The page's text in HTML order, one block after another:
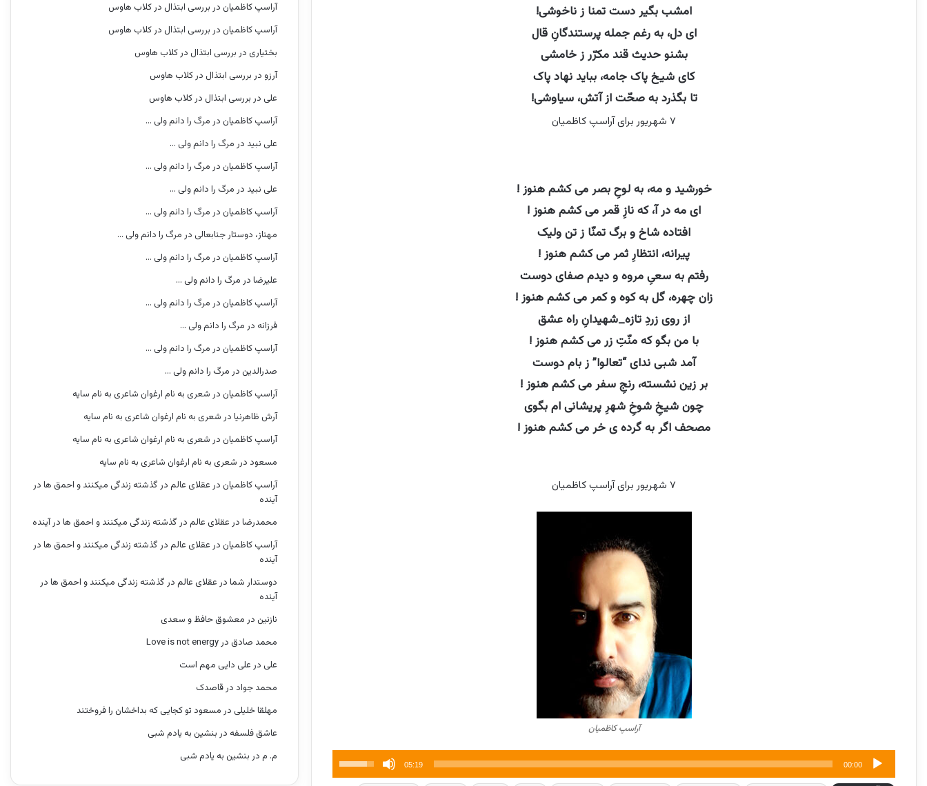
امشب بگیر دست تمنا ز ناخوشی!
ای دل، به رغم جمله پرستندگانِ قال
بشنو حدیث قند مکرّر ز خامشی
کای شیخ پاک جامه، بباید نهاد پاک
تا‌ بگذرد به صحّت از آتش، سیاوشی!
۷ شهریور برای آراسپ کاظمیان
خورشید و مه، به لوحِ بصر می کشم هنوز !
ای مه در آ، که نازِ قمر می کشم هنوز !
افتاده شاخ و برگ تمنّا ز تن ولیک
پیرانه، انتظارِ ثمر می کشم هنوز !
رفتم به سعیِ مروه و دیدم صفای دوست
زان چهره، گل به کوه و کمر می کشم هنوز !
از روی زردِ تازه_شهیدانِ راه عشق
با من بگو که منّتِ زر می کشم هنوز !
آمد شبی ندای “تعالوا” ز بام دوست
بر زین نشسته، رنجِ سفر می کشم هنوز !
چون شیخِ شوخِ شهرِ پریشانی ام بگوی
مصحف اگر به گرده ی خر می کشم هنوز !
۷ شهریور برای آراسپ کاظمیان
آراسپ کاظمیان
پخش‌کننده
صوت
00:00
05:19
افزایش
آراسپ کاظمیان در بررسی ابتذال در کلاب هاوس
آراسپ کاظمیان در بررسی ابتذال در کلاب هاوس
بختیاری در بررسی ابتذال در کلاب هاوس
آرزو در بررسی ابتذال در کلاب هاوس
علی در بررسی ابتذال در کلاب هاوس
آراسپ کاظمیان در مرگ را دانم ولی …
علی نبید در مرگ را دانم ولی …
آراسپ کاظمیان در مرگ را دانم ولی …
علی نبید در مرگ را دانم ولی …
آراسپ کاظمیان در مرگ را دانم ولی …
مهناز، دوستار جنابعالی در مرگ را دانم ولی …
آراسپ کاظمیان در مرگ را دانم ولی …
علیرضا در مرگ را دانم ولی …
آراسپ کاظمیان در مرگ را دانم ولی …
فرزانه در مرگ را دانم ولی …
آراسپ کاظمیان در مرگ را دانم ولی …
صدرالدین در مرگ را دانم ولی …
آراسپ کاظمیان در شعری به نام ارغوان شاعری به نام سایه
آرش ظاهرنیا در شعری به نام ارغوان شاعری به نام سایه
آراسپ کاظمیان در شعری به نام ارغوان شاعری به نام سایه
مسعود در شعری به نام ارغوان شاعری به نام سایه
آراسپ کاظمیان در عقلای عالم در گذشته زندگی میکنند و احمق ها در
آینده
محمدرضا در عقلای عالم در گذشته زندگی میکنند و احمق ها در آینده
آراسپ کاظمیان در عقلای عالم در گذشته زندگی میکنند و احمق ها در
آینده
دوستدار شما در عقلای عالم در گذشته زندگی میکنند و احمق ها در
آینده
نازنین در معشوق حافظ و سعدی
محمد صادق درLove is not energy
علی در علی دایی مهم است
محمد جواد درقاصدک
مهلقا خلیلی در مسعود تو کجایی که بداخشان را فروختند
عاشق فلسفه در بنشین به یادم شبی
م. م در بنشین به یادم شبی